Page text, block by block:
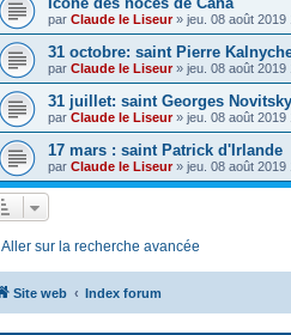
par Claude le Liseur» jeu. 08 août 2019
31 octobre: saint Pierre
par Claude le Liseur» jeu. 08 août 2019
31 juillet: saint Georges Novitsky
par Claude le Liseur» jeu. 08 août 2019
17 mars : saint Patrick d'Irlande
par Claude le Liseur» jeu. 08 août 2019
Aller sur la recherche avancée
Site web Index forum